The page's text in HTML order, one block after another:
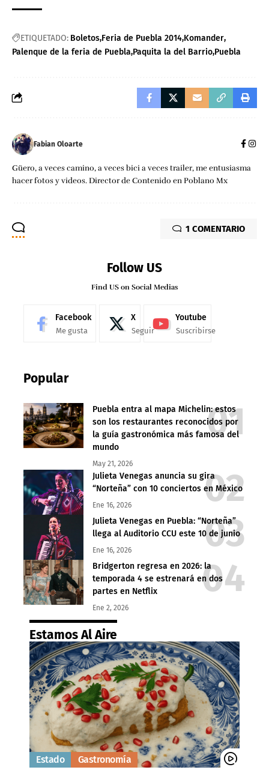
ETIQUETADO: Boletos Feria de Puebla 2014 Komander
Palenque de la feria de Puebla Paquita la del Barrio Puebla
Fabian Oloarte
Güero, a veces camino, a veces bici a veces trailer, me entusiasma
hacer fotos y videos. Director de Contenido en Poblano Mx
1 COMENTARIO
Follow US
Find US on Social Medias
Facebook
Me gusta
X
Seguir
Youtube
Suscribirse
Popular
Puebla entra al mapa Michelin: estos
son los restaurantes reconocidos por
la guía gastronómica más famosa del
mundo
May 21, 2026
Julieta Venegas anuncia su gira
“Norteña” con 10 conciertos en México
Ene 16, 2026
Julieta Venegas en Puebla: “Norteña”
llega al Auditorio CCU este 10 de junio
Ene 16, 2026
Bridgerton regresa en 2026: la
temporada 4 se estrenará en dos
partes en Netflix
Ene 2, 2026
Estamos Al Aire
Estado Gastronomía